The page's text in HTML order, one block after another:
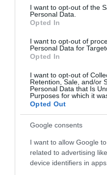
consent section.
I want to opt-out of the
Personal Data.
Opted In
I want to opt-out of
Personal Data for
Opted In
I want to opt-out of
Retention, Sale, and/or
Personal Data that Is
Purposes for which it
Opted Out
Google consents
I want to allow Google
related to advertising
device identifiers in apps.
07.08.2026 | 19:00
Αυτός ο δήμος της
στα δικαστήρια για τις
ανεμογεννήτριες
07.08.2026 | 18:40
37 σπίτια κρίθηκαν
κατεδαφιστέα στο
Πόρτο Γερμενό